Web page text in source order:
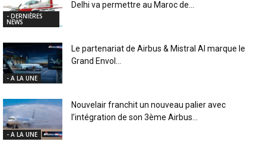
- DERNIÈRES
NEWS
Delhi va permettre au Maroc de...
- A LA UNE
Le partenariat de Airbus & Mistral AI marque le
Grand Envol...
- A LA UNE
Nouvelair franchit un nouveau palier avec
l’intégration de son 3ème Airbus...